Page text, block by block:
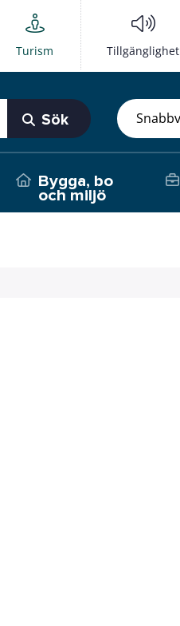
Turism Tillgänglighet
Sök
Bygga, bo
och miljö